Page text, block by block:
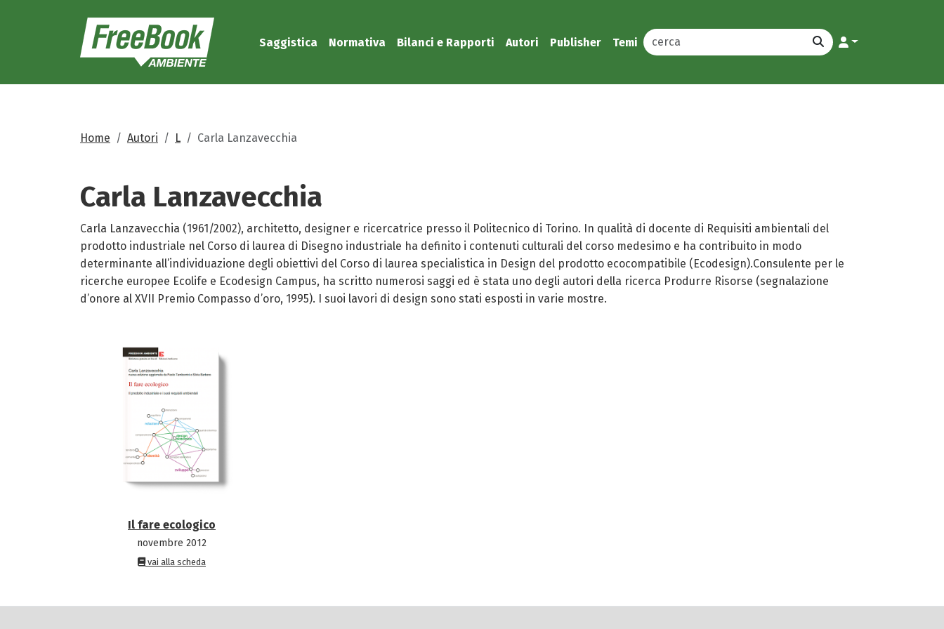
Saggistica Normativa Bilanci e Rapporti Autori Publisher Temi
Home Autori L Carla Lanzavecchia
Carla Lanzavecchia
Carla Lanzavecchia (1961/2002), architetto, designer e ricercatrice presso il Politecnico di Torino. In qualità di docente di Requisiti ambientali del
prodotto industriale nel Corso di laurea di Disegno industriale ha definito i contenuti culturali del corso medesimo e ha contribuito in modo
determinante all’individuazione degli obiettivi del Corso di laurea specialistica in Design del prodotto ecocompatibile (Ecodesign).Consulente per le
ricerche europee Ecolife e Ecodesign Campus, ha scritto numerosi saggi ed è stata uno degli autori della ricerca Produrre Risorse (segnalazione
d’onore al XVII Premio Compasso d’oro, 1995). I suoi lavori di design sono stati esposti in varie mostre.
Il fare ecologico
novembre 2012
vai alla scheda